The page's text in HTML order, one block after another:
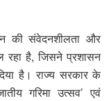
की संवेदनशीलता और
रहा है, जिसने प्रशासन
है। राज्य सरकार के
गरिमा उत्सव’ एवं